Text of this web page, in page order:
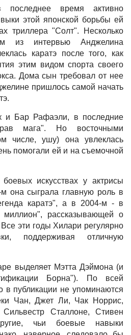
время активно
этой японской борьбы ей
триллера "Солт". Несколько
из интервью Анджелина
каратэ после того, как
этим видом спорта своего
Дома сын требовал от нее
пришлось самой начать
и Бар Рафаэли, в последние
мага". Но восточными
числе, ушу) она увлеклась
помогали ей и на съемочной
искусствах у актрисы
она сыграла главную роль в
каратэ", а в 2004-м - в
рассказывающей о
эти годы Хилари регулярно
поддерживая отличную
выделяет Мэтта Дэймона (и
Борна"). По всей
в публикации не упоминаются
Чан, Джет Ли, Чак Норрис,
Сталлоне, Стивен
чьи боевые навыки